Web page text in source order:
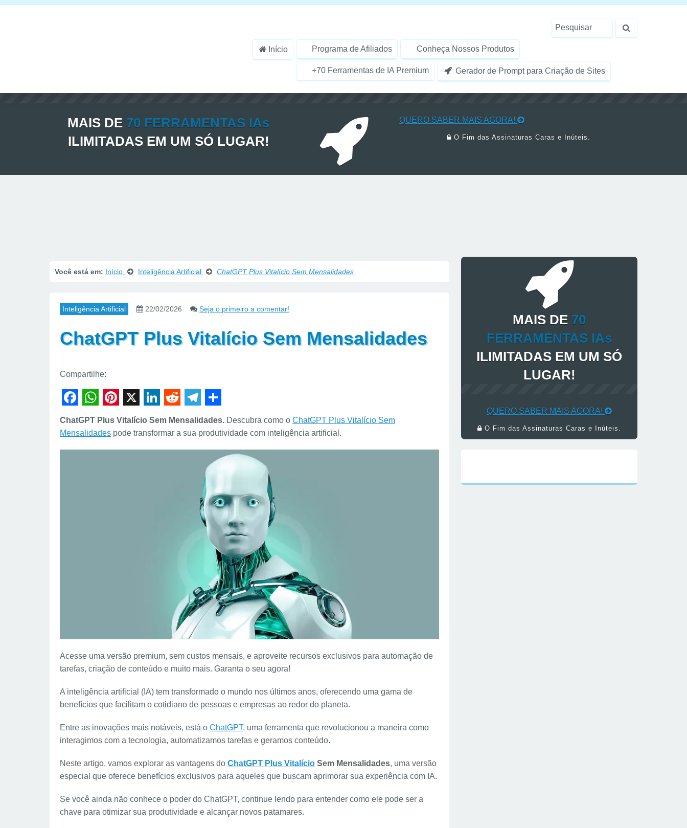
Início Programa de Afiliados Conheça Nossos Produtos
+70 Ferramentas de IA Premium Gerador de Prompt para Criação de Sites
MAIS DE 70 FERRAMENTAS IAs
ILIMITADAS EM UM SÓ LUGAR!
QUERO SABER MAIS AGORA!
O Fim das Assinaturas Caras e Inúteis.
Você está em: Início Inteligência Artificial ChatGPT Plus Vitalício Sem Mensalidades
Inteligência Artificial 22/02/2026 Seja o primeiro a comentar!
ChatGPT Plus Vitalício Sem Mensalidades
Compartilhe:
F
a
c
W
h
a
P
i
n
X L
i
n
R
e
d
T
e
l
S
h
a
r
e
ChatGPT Plus Vitalício Sem Mensalidades. Descubra como o ChatGPT Plus Vitalício Sem
Mensalidades pode transformar a sua produtividade com inteligência artificial.
Acesse uma versão premium, sem custos mensais, e aproveite recursos exclusivos para automação de
tarefas, criação de conteúdo e muito mais. Garanta o seu agora!
A inteligência artificial (IA) tem transformado o mundo nos últimos anos, oferecendo uma gama de
benefícios que facilitam o cotidiano de pessoas e empresas ao redor do planeta.
Entre as inovações mais notáveis, está o ChatGPT, uma ferramenta que revolucionou a maneira como
interagimos com a tecnologia, automatizamos tarefas e geramos conteúdo.
Neste artigo, vamos explorar as vantagens do ChatGPT Plus Vitalício Sem Mensalidades, uma versão
especial que oferece benefícios exclusivos para aqueles que buscam aprimorar sua experiência com IA.
Se você ainda não conhece o poder do ChatGPT, continue lendo para entender como ele pode ser a
chave para otimizar sua produtividade e alcançar novos patamares.
MAIS DE 70
FERRAMENTAS IAs
ILIMITADAS EM UM SÓ
LUGAR!
QUERO SABER MAIS AGORA!
O Fim das Assinaturas Caras e Inúteis.